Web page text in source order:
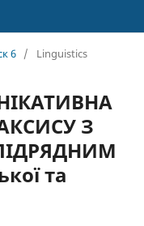
6 / Linguistics
З
та